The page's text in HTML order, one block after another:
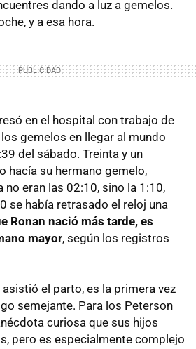
dando a luz a gemelos.
y a esa hora.
en el hospital con trabajo de
gemelos en llegar al mundo
del sábado. Treinta y un
hacía su hermano gemelo,
no eran las 02:10, sino la 1:10,
se había retrasado el reloj una
Ronan nació más tarde, es
mayor, según los registros
el parto, es la primera vez
semejante. Para los Peterson
curiosa que sus hijos
pero es especialmente complejo